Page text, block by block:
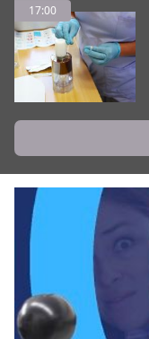
17:00